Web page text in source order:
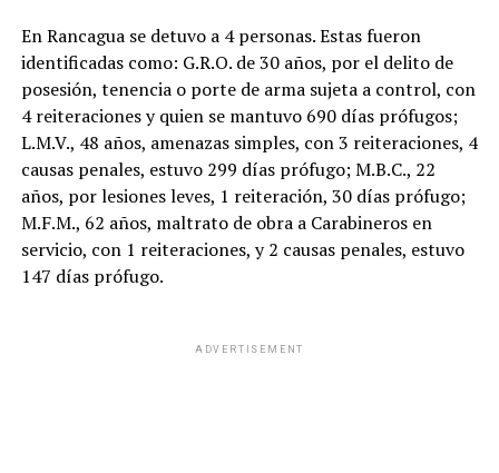
En Rancagua se detuvo a 4 personas. Estas fueron
identificadas como: G.R.O. de 30 años, por el delito de
posesión, tenencia o porte de arma sujeta a control, con
4 reiteraciones y quien se mantuvo 690 días prófugos;
L.M.V., 48 años, amenazas simples, con 3 reiteraciones, 4
causas penales, estuvo 299 días prófugo; M.B.C., 22
años, por lesiones leves, 1 reiteración, 30 días prófugo;
M.F.M., 62 años, maltrato de obra a Carabineros en
servicio, con 1 reiteraciones, y 2 causas penales, estuvo
147 días prófugo.
ADVERTISEMENT